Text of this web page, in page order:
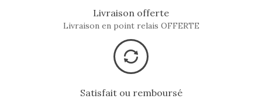
Livraison offerte
Livraison en point relais OFFERTE
Satisfait ou remboursé